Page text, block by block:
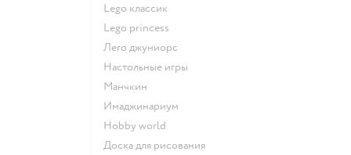
Lego классик
Lego princess
Лего джуниорс
Настольные игры
Манчкин
Имаджинариум
Hobby world
Доска для рисования